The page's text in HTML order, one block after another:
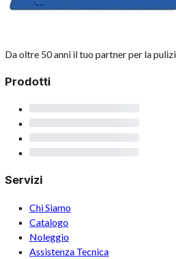
Da oltre 50 anni il tuo partner per la
Prodotti
Servizi
Chi Siamo
Catalogo
Noleggio
Assistenza Tecnica